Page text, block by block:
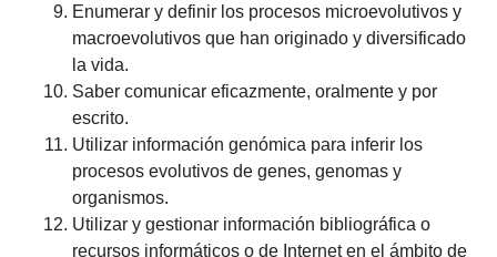
Enumerar y definir los procesos microevolutivos y
macroevolutivos que han originado y diversificado
la vida.
Saber comunicar eficazmente, oralmente y por
escrito.
Utilizar información genómica para inferir los
procesos evolutivos de genes, genomas y
organismos.
Utilizar y gestionar información bibliográfica o
recursos informáticos o de Internet en el ámbito de